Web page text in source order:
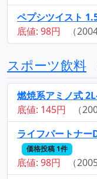
ペプシツイスト
底値: 98円 （
スポーツ飲料
燃焼系アミノ式
底値: 145円
（
ライフパートナ
価格投稿 1件
底値: 98円
（